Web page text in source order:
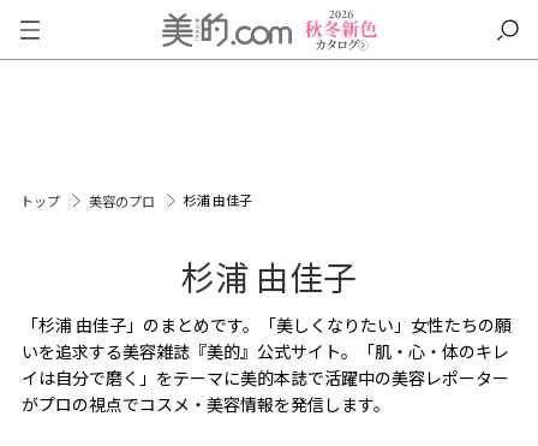
トップ 美容のプロ 杉浦 由佳子
杉浦 由佳子
「杉浦 由佳子」のまとめです。「美しくなりたい」女性たちの願
いを追求する美容雑誌『美的』公式サイト。「肌・心・体のキレ
イは自分で磨く」をテーマに美的本誌で活躍中の美容レポーター
がプロの視点でコスメ・美容情報を発信します。